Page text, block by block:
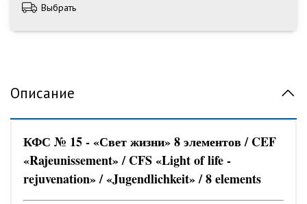
Выбрать
Описание
КФС № 15 - «Свет жизни» 8 элементов / CEF
«Rajeunissement» / CFS «Light of life -
rejuvenation» / «Jugendlichkeit» / 8 elements